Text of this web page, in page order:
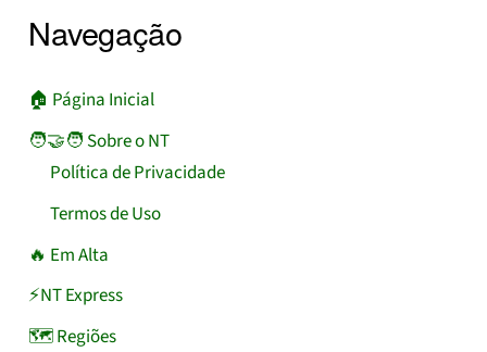
Navegação
🏠︎ Página Inicial
🧑‍🤝‍🧑 Sobre o NT
Política de Privacidade
Termos de Uso
🔥 Em Alta
⚡NT Express
🗺️ Regiões